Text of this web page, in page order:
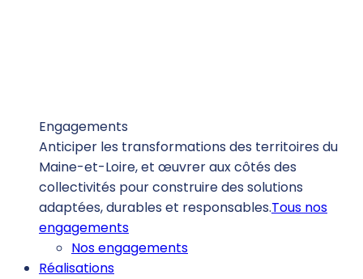
Engagements
Anticiper les transformations des territoires du
Maine-et-Loire, et œuvrer aux côtés des
collectivités pour construire des solutions
adaptées, durables et responsables.Tous nos
engagements
Nos engagements
Réalisations